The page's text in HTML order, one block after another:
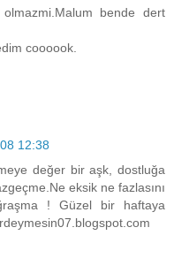
bende dert
coooook.
12:38
değer bir aşk, dostluğa
eksik ne fazlasını
! Güzel bir haftaya